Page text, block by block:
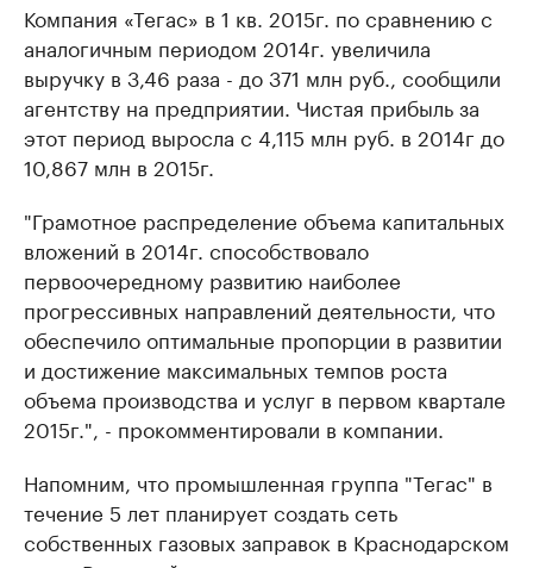
Компания «Тегас» в 1 кв. 2015г. по сравнению с
аналогичным периодом 2014г. увеличила
выручку в 3,46 раза - до 371 млн руб., сообщили
агентству на предприятии. Чистая прибыль за
этот период выросла с 4,115 млн руб. в 2014г до
10,867 млн в 2015г.
"Грамотное распределение объема капитальных
вложений в 2014г. способствовало
первоочередному развитию наиболее
прогрессивных направлений деятельности, что
обеспечило оптимальные пропорции в развитии
и достижение максимальных темпов роста
объема производства и услуг в первом квартале
2015г.", - прокомментировали в компании.
Напомним, что промышленная группа "Тегас" в
течение 5 лет планирует создать сеть
собственных газовых заправок в Краснодарском